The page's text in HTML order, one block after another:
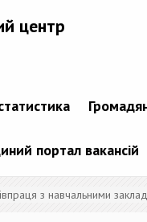
центр
портал вакансій
з навчальними